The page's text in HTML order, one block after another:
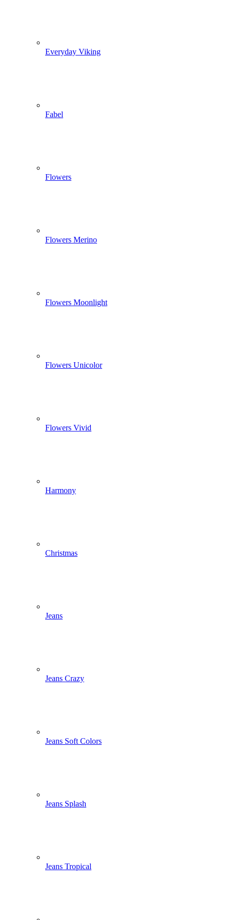
Everyday Viking
Fabel
Flowers
Flowers Merino
Flowers Moonlight
Flowers Unicolor
Flowers Vivid
Harmony
Christmas
Jeans
Jeans Crazy
Jeans Soft Colors
Jeans Splash
Jeans Tropical